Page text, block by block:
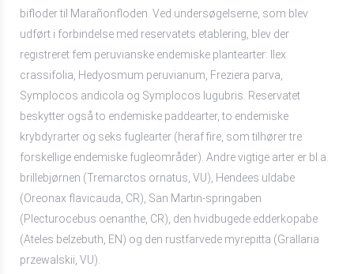
bifloder til Marañonfloden. Ved undersøgelserne, som blev
udført i forbindelse med reservatets etablering, blev der
registreret fem peruvianske endemiske plantearter: Ilex
crassifolia, Hedyosmum peruvianum, Freziera parva,
Symplocos andicola og Symplocos lugubris. Reservatet
beskytter også to endemiske paddearter, to endemiske
krybdyrarter og seks fuglearter (heraf fire, som tilhører tre
forskellige endemiske fugleområder). Andre vigtige arter er bl.a.
brillebjørnen (Tremarctos ornatus, VU), Hendees uldabe
(Oreonax flavicauda, CR), San Martin-springaben
(Plecturocebus oenanthe, CR), den hvidbugede edderkopabe
(Ateles belzebuth, EN) og den rustfarvede myrepitta (Grallaria
przewalskii, VU).